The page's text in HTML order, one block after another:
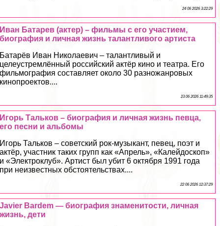
24 06 2026 3:22:29
Иван Батарев (актер) – фильмы с его участием,
биография и личная жизнь талантливого артиста
Батарёв Иван Николаевич – талантливый и
целеустремлённый российский актёр кино и театра. Его
фильмография составляет около 30 разножанровых
кинопроектов....
23 06 2026 11:49:35
Игорь Тальков – биография и личная жизнь певца,
его песни и альбомы
Игорь Тальков – советский рок-музыкант, певец, поэт и
актёр, участник таких групп как «Апрель», «Калейдоскоп»
и «Электроклуб». Артист был убит 6 октября 1991 года
при неизвестных обстоятельствах....
22 06 2026 12:37:29
Javier Bardem — биография знаменитости, личная
жизнь, дети